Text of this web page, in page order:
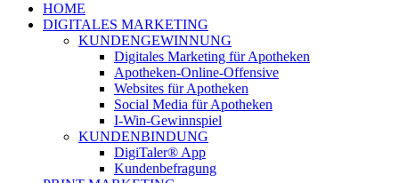
HOME
DIGITALES MARKETING
KUNDENGEWINNUNG
Digitales Marketing für Apotheken
Apotheken-Online-Offensive
Websites für Apotheken
Social Media für Apotheken
I-Win-Gewinnspiel
KUNDENBINDUNG
DigiTaler® App
Kundenbefragung